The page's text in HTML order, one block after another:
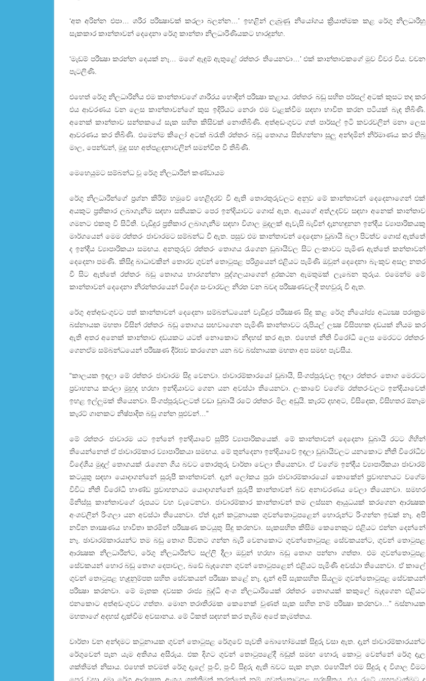
‘අත අරින්න එපා… ශරීර පරීක්‍ෂාවක්‌ කරලා බලන්න…’ ඉහළින් ලැබුණු නියෝගය ක්‍රියාත්මක කළ රේගු නිලධාරීහු
සැකකාර කාන්තාවන් දෙදෙනා රේගු කාන්තා නිලධාරිණියකට භාරදුන්හ.
‘මැඩම් පරීක්‍ෂා කරන්න දෙයක්‌ නෑ… මගේ ඇඳුම් ඇතුළේ රත්තරං තියෙනවා…’ එක්‌ කාන්තාවකගේ මුව විවර විය. වචන
පැටලිණි.
එහෙත් රේගු නිලධාරිනිය එම කාන්තාවගේ ශාරීරය හොඳින් පරීක්‍ෂා කළාය. රත්තරං බඩු සහිත පර්සල් අටක්‌ කුසට තද කර
එය ආවරණය වන ලෙස කාන්තාවන්ගේ කුස ඉදිරියට නෙරා එම වැළක්‌වීම සඳහා භාවිත කරන පටියක්‌ බැඳ තිබිණි.
අනෙක්‌ කාන්තාව සන්තකයේ සැක සහිත කිසිවක්‌ නොතිබිණි. අත්අඩංගුවට ගත් පාර්සල් ඉටි කවරවලින් මනා ලෙස
ආවරණය කර තිබිණි. එමෙන්ම කිලෝ අටක්‌ බරැති රත්තරං බඩු තොගය සිත්ගන්නා සුලු අන්දමින් නිර්මාණය කර තිබූ
මාල, පෙන්ඩන්, මුදු සහ අත්පළඳනාවලින් සමන්විත වී තිබිණි.
මෙහෙයුමට සම්බන්ධ වූ රේගු නිලධාරීන් කණ්‌ඩායම
රේගු නිලධාරීන්ගේ ප්‍රශ්න කිරීම් හමුවේ හෙළිදරව් වී ඇති තොරතුරුවලට අනුව මේ කාන්තාවන් දෙදෙනාගෙන් එක්‌
අයකුට ප්‍රතිකාර ලබාගැනීම සඳහා සතියකට පෙර ඉන්දියාවට ගොස්‌ ඇත. ඇයගේ අත්උදව්ව සඳහා අනෙක්‌ කාන්තාව
ගමනට එකතු වී සිටිති. වැඩිදුර ප්‍රතිකාර ලබාගැනීම සඳහා විශාල මුදලක්‌ ඇවැසි බැවින් දැනහඳුනන ඉන්දීය ව්‍යාපාරිකයකු
මාර්ගයෙන් මෙම රත්තරං ජාවාරමට සම්බන්ධ වී ඇත. පසුව එම කාන්තාවන් දෙදෙනා ඩුබායි බලා පිටත්ව ගොස්‌ ඇත්තේ
ද ඉන්දීය ව්‍යාපාරිකයා සමඟය. අනතුරුව රත්තරං තොගය රැගෙන ඩුබායිවල සිට ලංකාවට පැමිණ ඇත්තේ කන්තාවන්
දෙදෙනා පමණි. කිසිදු බාධාවකින් තොරව ගුවන් තොටුපළ පරිශ්‍රයෙන් එළියට පැමිණි ඔවුන් දෙදෙනා බැංකුව අසල නතර
වී සිට ඇත්තේ රත්තරං බඩු තොගය භාරගන්නා පුද්ගලයාගෙන් දුරකථන ඇමතුමක්‌ ලැබෙන තුරුය. එමෙන්ම මේ
කාන්තාවන් දෙදෙනා නිරන්තරයෙන් විදේශ සංචාරවල නිරත වන බවද පරීක්‍ෂණවලදී තහවුරු වී ඇත.
රේගු අත්අඩංගුවට පත් කාන්තාවන් දෙදෙනා සම්බන්ධයෙන් වැඩිදුර පරීක්‍ෂණ සිදු කළ රේගු නියෝජ්‍ය අධ්‍යක්‍ෂ පරාක්‍රම
බස්‌නායක මහතා විසින් රත්තරං බඩු තොගය සඟවාගෙන පැමිණි කාන්තාවට රුපියල් ලක්‍ෂ විසිපහක දඩයක්‌ නියම කර
ඇති අතර අනෙක්‌ කාන්තාව දඩයකට යටත් නොකොට නිදහස්‌ කර ඇත. එහෙත් නීති විරෝධී ලෙස මෙරටට රත්තරං
ගෙනඒම සම්බන්ධයෙන් පරීක්‍ෂණ දීර්ඝව කරගෙන යන බව බස්‌නායක මහතා අප සමඟ පැවසීය.
“කාලයක ඉඳලා මේ රත්තරං ජාවාරම සිදු වෙනවා. ජාවාරම්කාරයෝ ඩුබායි, සිංගප්පූරුවල ඉඳලා රත්තරං තොග මෙරටට
ප්‍රවාහනය කරලා මුහුද හරහා ඉන්දියාවට ගෙන යන අවස්‌ථා තියෙනවා. ලංකාවේ වගේම රත්තරංවලට ඉන්දියාවෙත්
ඉහළ ඉල්ලුමක්‌ තියෙනවා. සිංගප්පූරුවලටත් වඩා ඩුබායි රටේ රත්තරං මිල අඩුයි. කැරට්‌ දහඅට, විසිදෙක, විසිහතර ඕනෑම
කැරට්‌ ගානකට නිෂ්පාදිත බඩු ගන්න පුළුවන්…”
මේ රත්තරං ජාවාරම යට ඉන්නේ ඉන්දියාවේ සුපිරි ව්‍යාපාරිකයෙක්‌. මේ කාන්තාවන් දෙදෙනා ඩුබායි රටට ගිහින්
තියෙන්නෙත් ඒ ජාවාරම්කාර ව්‍යාපාරිකයා සමඟය. මේ තුන්දෙනා ඉන්දියාවේ ඉඳලා ඩුබායිවලට යනකොට නීති විරෝධීව
විදේශීය මුදල් තොගයක්‌ රැගෙන ගිය බවට තොරතුරු වාර්තා වෙලා තියෙනවා. ඒ වගේම ඉන්දීය ව්‍යාපාරිකයා ජාවාරම්
කටයුතු සඳහා යොදාගන්නේ සුරූපී කාන්තාවන්. දැන් ලෝකය පුරා ජාවාරම්කාරයෝ කොකේන් ප්‍රවාහනයට වගේම
විවිධ නීති විරෝධී භාණ්‌ඩ ප්‍රවාහනයට යොදාගන්නේ සුරූපී කාන්තාවන් බව අනාවරණය වෙලා තියෙනවා. සමහර
මිනිස්‌සු කාන්තාවගේ රූපයට වහ වැටෙනවා. ජාවාරම්කාර කාන්තාවන් තම ලස්‌සන ආයුධයක්‌ කරගෙන ආරක්‍ෂක
අංශවලින් රිංගලා යන අවස්‌ථා තියෙනවා. ඒත් දැන් කටුනායක ගුවන්තොටුපළෙන් හොරුන්ට රිංගන්න ඉඩක්‌ නෑ. අපි
නවීන තාක්‍ෂණය භාවිතා කරමින් පරීක්‍ෂණ කටයුතු සිදු කරනවා. සැකසහිත කිසිම කෙනෙකුට එළියට එන්න දෙන්නේ
නෑ. ඡාවාරම්කාරයන්ට තම බඩු තොග පිටතට ගන්න බැරි වෙනකොට ගුවන්තොටුපළ සේවකයන්ට, ගුවන් තොටුපළ
ආරක්‍ෂක නිලධාරීන්ට, රේගු නිලධාරීන්ට සල්ලි දීලා ඔවුන් හරහා බඩු තොග පන්නා ගත්තා. එම ගුවන්තොටුපළ
සේවකයන් හොර බඩු තොග දෙපාවල, බඩේ බැඳගෙන ගුවන් තොටුපළෙන් එළියට පැමිණි අවස්‌ථා තියෙනවා. ඒ කාලේ
ගුවන් තොටුපළ හැඳුනුම්පත සහිත සේවකයන් පරීක්‍ෂා කළේ නෑ. දැන් අපි සැකසහිත සියලුම ගුවන්තොටුපළ සේවකයන්
පරීක්‍ෂා කරනවා. මේ මෑතක දවසක රාජ්‍ය බුද්ධි අංශ නිලධාරියෙක්‌ රත්තරං තොගයක්‌ කකුලේ බැඳගෙන එළියට
එනකොට අත්අඩංගුවට ගත්තා. මොන තරාතිරමක කෙනෙක්‌ වුණත් සැක සහිත නම් පරීක්‍ෂා කරනවා…” බස්‌නායක
මහතාගේ අදහස්‌ දැක්‌වීම අවසානය. මේ ටිකත් සඳහන් කර තැබීම අපේ කැමත්තය.
වාර්තා වන අන්දමට කටුනායක ගුවන් තොටුපළ රේගුවේ පැවති බොහෝමයක්‌ සිදුරු වසා ඇත. දැන් ජාවාරම්කාරයන්ට
රේගුවෙන් පැන යැම අතිශය අසීරුය. එක දිගට ගුවන් තොටුපළේදී බඩුත් සමඟ හොරු කොටු වෙන්නේ රේගු දැල
ශක්‌තිමත් නිසාය. එහෙත් තවමත් රේගු දැලේ පුංචි, පුංචි සිදුරු ඇති බවට සැක නැත. එහෙයින් එම සිදුරු ද විශාල වීමට
පෙර වසා දමා රේගු ආරක්‍ෂක අංශය ශක්‌තිමත් කරන්නේ නම් ගුවන්තොටුපළ සුරක්‍ෂිතය. එය රටේ යහපැවැත්මට ද